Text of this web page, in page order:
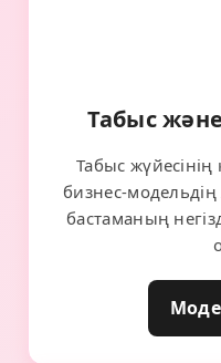
Табыс
Табыс жүйесінің
бизнес-
бастаманың